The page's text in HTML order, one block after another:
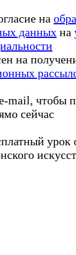
на
данных на
на
mail, чтобы
сейчас
урок